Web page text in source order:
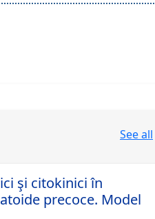
See all
şi citokinici în
precoce. Model